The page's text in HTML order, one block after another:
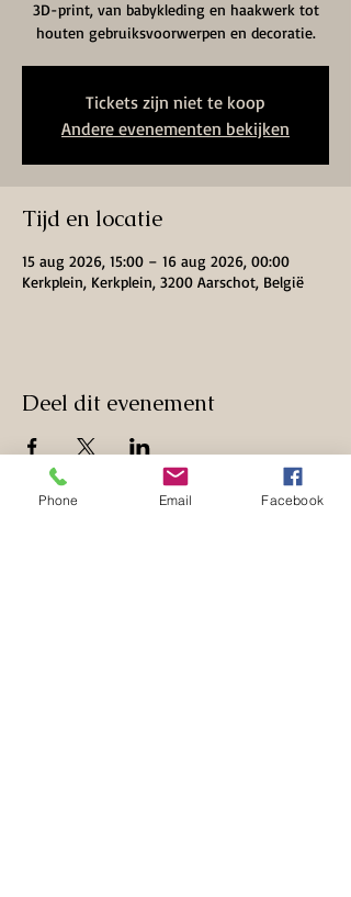
3D-print, van babykleding en haakwerk tot
houten gebruiksvoorwerpen en decoratie.
Tickets zijn niet te koop
Andere evenementen bekijken
Tijd en locatie
15 aug 2026, 15:00 – 16 aug 2026, 00:00
Kerkplein, Kerkplein, 3200 Aarschot, België
Deel dit evenement
Phone Email Facebook